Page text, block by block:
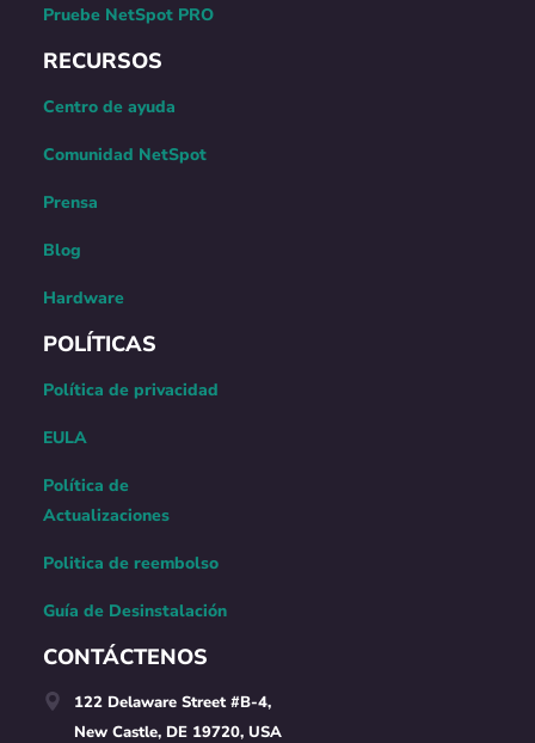
Pruebe NetSpot PRO
RECURSOS
Centro de ayuda
Comunidad NetSpot
Prensa
Blog
Hardware
POLÍTICAS
Política de privacidad
EULA
Política de
Actualizaciones
Politica de reembolso
Guía de Desinstalación
CONTÁCTENOS
122 Delaware Street #B-4,
New Castle, DE 19720, USA